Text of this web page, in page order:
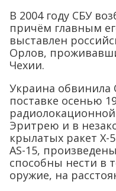
В 2004 году СБУ
причём главным
выставлен
Орлов,
Чехии.
Украина обвинила
поставке осенью
Эритрею и в
крылатых ракет Х-
AS-15,
способны нести в
оружие, на